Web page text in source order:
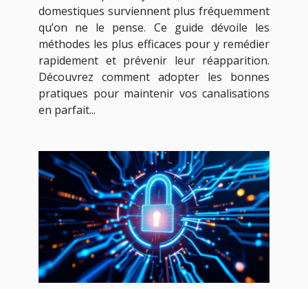
domestiques surviennent plus fréquemment
qu’on ne le pense. Ce guide dévoile les
méthodes les plus efficaces pour y remédier
rapidement et prévenir leur réapparition.
Découvrez comment adopter les bonnes
pratiques pour maintenir vos canalisations
en parfait...